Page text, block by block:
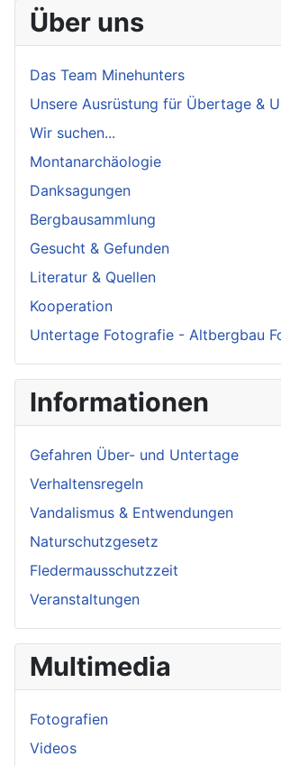
Über uns
Das Team Minehunters
Unsere Ausrüstung für Übertage &
Wir suchen...
Montanarchäologie
Danksagungen
Bergbausammlung
Gesucht & Gefunden
Literatur & Quellen
Kooperation
Untertage Fotografie - Altbergbau
Informationen
Gefahren Über- und Untertage
Verhaltensregeln
Vandalismus & Entwendungen
Naturschutzgesetz
Fledermausschutzzeit
Veranstaltungen
Multimedia
Fotografien
Videos